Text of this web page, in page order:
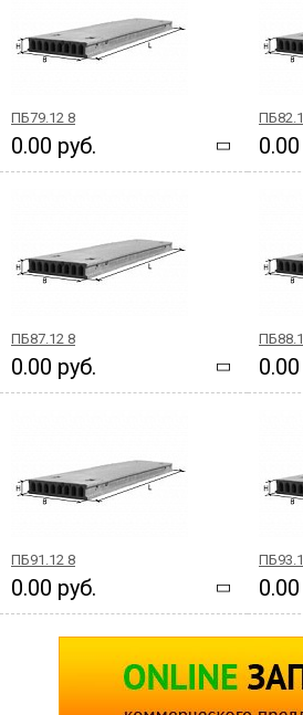
ПБ79.12 8
0.00 руб.
ПБ87.12 8
0.00 руб.
ПБ91.12 8
0.00 руб.